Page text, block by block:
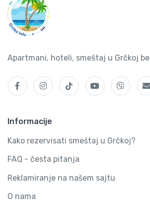
Apartmani, hoteli, smeštaj u Grčkoj
Informacije
Kako rezervisati smeštaj u Grčkoj?
FAQ - česta pitanja
Reklamiranje na našem sajtu
O nama